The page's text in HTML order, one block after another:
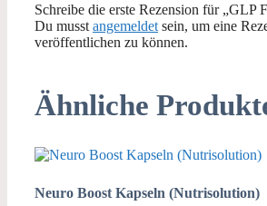
Schreibe die erste Rezension für „GLP
Du musst angemeldet sein, um eine
veröffentlichen zu können.
Ähnliche
Neuro Boost Kapseln (Nutrisolution)